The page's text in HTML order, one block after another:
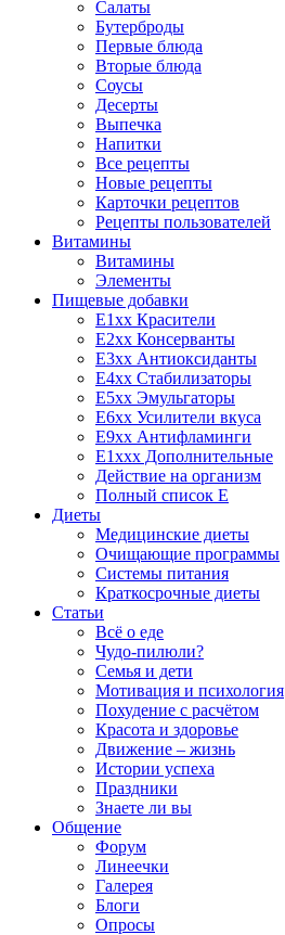
Салаты
Бутерброды
Первые блюда
Вторые блюда
Соусы
Десерты
Выпечка
Напитки
Все рецепты
Новые рецепты
Карточки рецептов
Рецепты пользователей
Витамины
Витамины
Элементы
Пищевые добавки
E1xx Красители
E2xx Консерванты
E3xx Антиоксиданты
E4xx Стабилизаторы
E5xx Эмульгаторы
E6xx Усилители вкуса
E9xx Антифламинги
E1xxx Дополнительные
Действие на организм
Полный список E
Диеты
Медицинские диеты
Очищающие программы
Системы питания
Краткосрочные диеты
Статьи
Всё о еде
Чудо-пилюли?
Семья и дети
Мотивация и психология
Похудение с расчётом
Красота и здоровье
Движение – жизнь
Истории успеха
Праздники
Знаете ли вы
Общение
Форум
Линеечки
Галерея
Блоги
Опросы